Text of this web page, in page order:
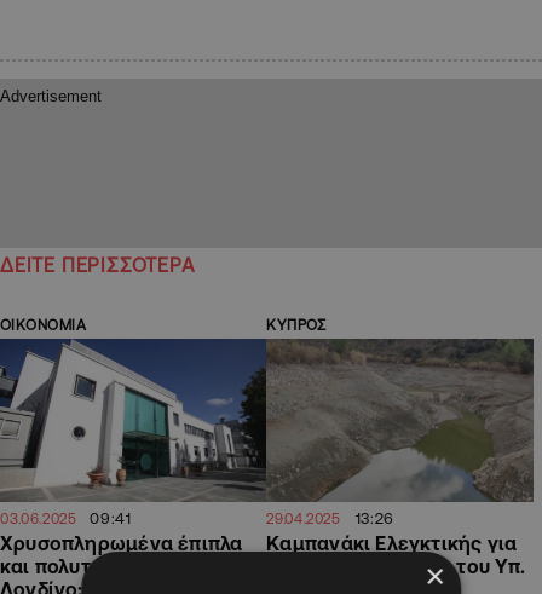
ΔΕΙΤΕ ΠΕΡΙΣΣΟΤΕΡΑ
ΟΙΚΟΝΟΜΙΑ
03.06.2025 09:41
Χρυσοπληρωμένα έπιπλα
και πολυτελές ταξίδι στο
Λονδίνο: Τα ευρήματα της
ΚΥΠΡΟΣ
29.04.2025 13:26
Καμπανάκι Ελεγκτικής για
υδατικό, οι δράσεις του Υπ.
×